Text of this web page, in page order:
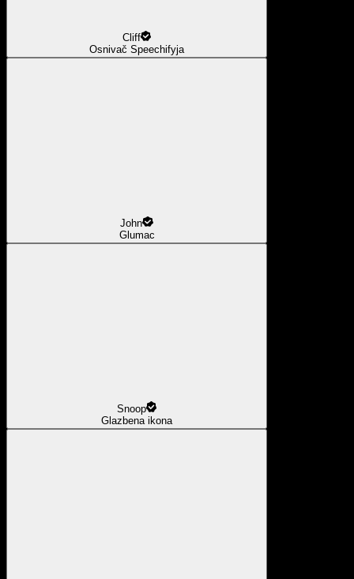
Cliff
Osnivač Speechifyja
John
Glumac
Snoop
Glazbena ikona